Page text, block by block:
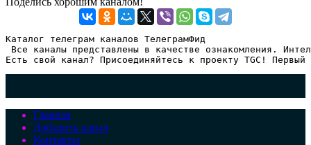
Каталог телеграм каналов ТелеграмФид
Все каналы представлены в качестве ознакомления.
Есть свой канал? Присоединяйтесь к проекту TGC!
Главная
Добавить канал
Контакты